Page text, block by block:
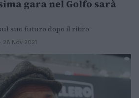
gara nel Golfo sarà
suo futuro dopo il ritiro.
28 Nov 2021